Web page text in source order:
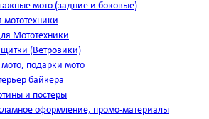
мото (задние и боковые)
мототехники
Мототехники
(Ветровики)
подарки мото
байкера
и постеры
оформление, промо-материалы